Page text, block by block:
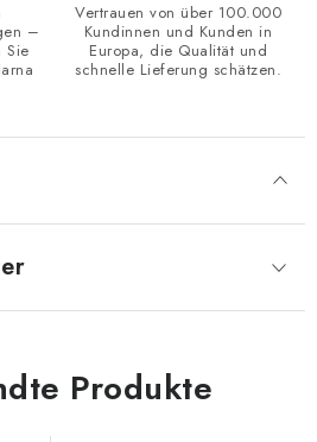
–
Sie
Vertrauen von über 100.000
Kundinnen und Kunden in
Europa, die Qualität und
schnelle Lieferung schätzen.
Produkte